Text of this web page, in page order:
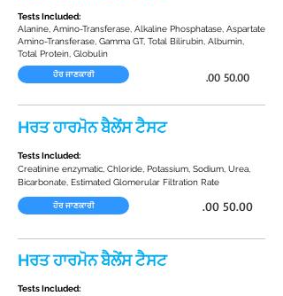
Tests Included:
Alanine, Amino-Transferase, Alkaline Phosphatase, Aspartate
Amino-Transferase, Gamma GT, Total Bilirubin, Albumin,
Total Protein, Globulin
ਹੋਰ ਜਾਣਕਾਰੀ .00 50.00
Hਰਤ ਹਾਰਮੋਨ ਬੈਲੇਂਸ ਟੈਸਟ
Tests Included:
Creatinine enzymatic, Chloride, Potassium, Sodium, Urea,
Bicarbonate, Estimated Glomerular Filtration Rate
ਹੋਰ ਜਾਣਕਾਰੀ .00 50.00
Hਰਤ ਹਾਰਮੋਨ ਬੈਲੇਂਸ ਟੈਸਟ
Tests Included: